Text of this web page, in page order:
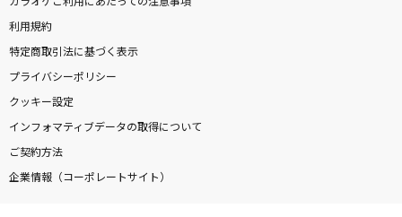
利用規約
特定商取引法に基づく表示
プライバシーポリシー
クッキー設定
インフォマティブデータの取得について
ご契約方法
企業情報（コーポレートサイト）